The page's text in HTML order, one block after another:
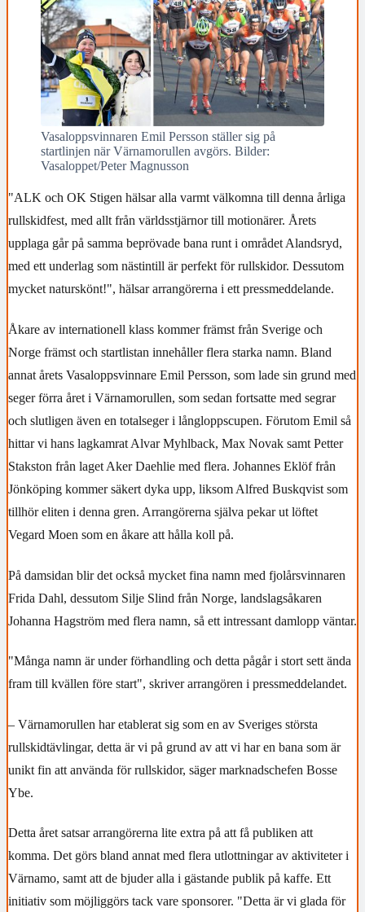
Vasaloppsvinnaren Emil Persson ställer sig på
startlinjen när Värnamorullen avgörs. Bilder:
Vasaloppet/Peter Magnusson
"ALK och OK Stigen hälsar alla varmt välkomna till denna årliga
rullskidfest, med allt från världsstjärnor till motionärer. Årets
upplaga går på samma beprövade bana runt i området Alandsryd,
med ett underlag som nästintill är perfekt för rullskidor. Dessutom
mycket naturskönt!", hälsar arrangörerna i ett pressmeddelande.
Åkare av internationell klass kommer främst från Sverige och
Norge främst och startlistan innehåller flera starka namn. Bland
annat årets Vasaloppsvinnare Emil Persson, som lade sin grund med
seger förra året i Värnamorullen, som sedan fortsatte med segrar
och slutligen även en totalseger i långloppscupen. Förutom Emil så
hittar vi hans lagkamrat Alvar Myhlback, Max Novak samt Petter
Stakston från laget Aker Daehlie med flera. Johannes Eklöf från
Jönköping kommer säkert dyka upp, liksom Alfred Buskqvist som
tillhör eliten i denna gren. Arrangörerna själva pekar ut löftet
Vegard Moen som en åkare att hålla koll på.
På damsidan blir det också mycket fina namn med fjolårsvinnaren
Frida Dahl, dessutom Silje Slind från Norge, landslagsåkaren
Johanna Hagström med flera namn, så ett intressant damlopp väntar.
"Många namn är under förhandling och detta pågår i stort sett ända
fram till kvällen före start", skriver arrangören i pressmeddelandet.
– Värnamorullen har etablerat sig som en av Sveriges största
rullskidtävlingar, detta är vi på grund av att vi har en bana som är
unikt fin att använda för rullskidor, säger marknadschefen Bosse
Ybe.
Detta året satsar arrangörerna lite extra på att få publiken att
komma. Det görs bland annat med flera utlottningar av aktiviteter i
Värnamo, samt att de bjuder alla i gästande publik på kaffe. Ett
initiativ som möjliggörs tack vare sponsorer. "Detta är vi glada för